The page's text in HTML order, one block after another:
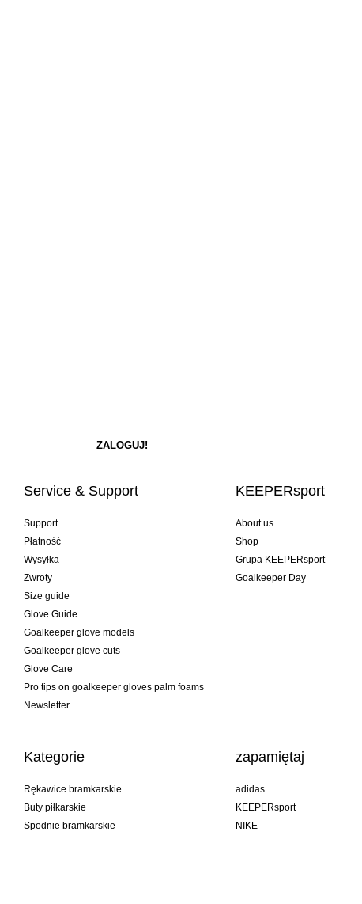
Service & Support
Support
Płatność
Wysyłka
Zwroty
Size guide
Glove Guide
Goalkeeper glove models
Goalkeeper glove cuts
Glove Care
Pro tips on goalkeeper gloves palm foams
Newsletter
KEEPERsport
About us
Shop
Grupa KEEPERsport
Goalkeeper Day
Kategorie
Rękawice bramkarskie
Buty piłkarskie
Spodnie bramkarskie
zapamiętaj
adidas
KEEPERsport
NIKE